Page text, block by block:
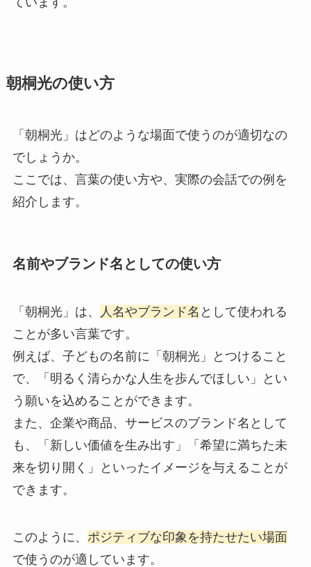
朝桐光の使い方
「朝桐光」はどのような場面で使うのが適切なの
でしょうか。
ここでは、言葉の使い方や、実際の会話での例を
紹介します。
名前やブランド名としての使い方
「朝桐光」は、 人名やブランド名 として使われる
ことが多い言葉です。
例えば、子どもの名前に「朝桐光」とつけること
で、「明るく清らかな人生を歩んでほしい」とい
う願いを込めることができます。
また、企業や商品、サービスのブランド名として
も、「新しい価値を生み出す」「希望に満ちた未
来を切り開く」といったイメージを与えることが
できます。
このように、 ポジティブな印象を持たせたい場面
で使うのが適しています。